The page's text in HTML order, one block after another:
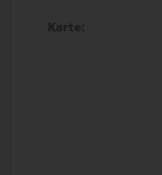
Karte: